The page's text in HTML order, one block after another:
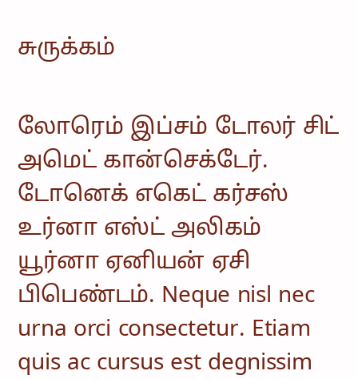
சுருக்கம்
லோரெம் இப்சம் டோலர் சிட்
அமெட் கான்செக்டேர்.
டோனெக் எகெட் கர்சஸ்
உர்னா எஸ்ட் அலிகம்
யூர்னா ஏனியன் ஏசி
பிபெண்டம். Neque nisl nec
urna orci consectetur. Etiam
quis ac cursus est degnissim